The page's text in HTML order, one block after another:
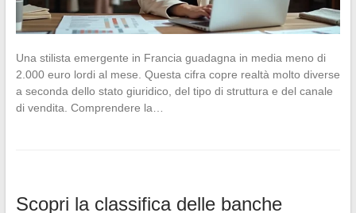
Una stilista emergente in Francia guadagna in media meno di
2.000 euro lordi al mese. Questa cifra copre realtà molto diverse
a seconda dello stato giuridico, del tipo di struttura e del canale
di vendita. Comprendere la…
Scopri la classifica delle banche